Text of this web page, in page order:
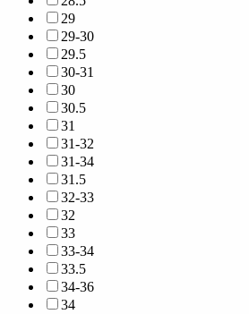
29
29-30
29.5
30-31
30
30.5
31
31-32
31-34
31.5
32-33
32
33
33-34
33.5
34-36
34